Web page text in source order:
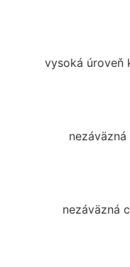
vysoká úroveň
nezáväzná